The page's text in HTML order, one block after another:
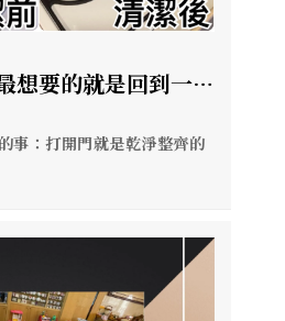
想要的就是回到一個
日常清潔保養，【宅
花大錢，
感覺
事：打開門就是乾淨整齊的
最想待的地方 🌿